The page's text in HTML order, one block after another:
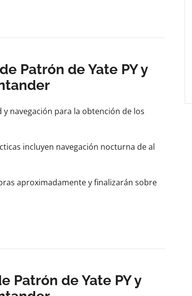
Patrón de Yate PY y
navegación para la obtención de los
incluyen navegación nocturna de al
aproximadamente y finalizarán sobre
la travesía se desarrollará hacia
Patrón de Yate PY y